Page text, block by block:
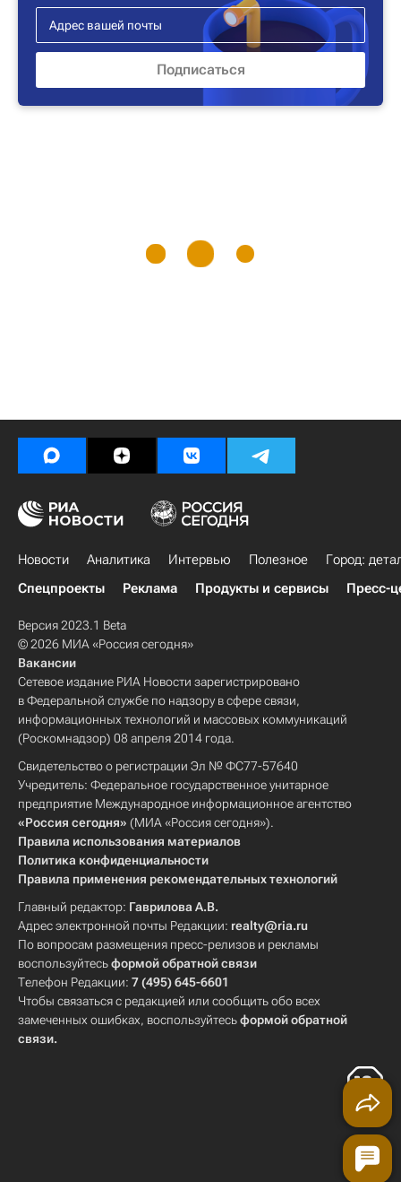
Новости Аналитика Интервью Полезное
Город:
Спецпроекты
Реклама Продукты и сервисы Пресс-
Версия 2023.1 Beta
© 2026 МИА «Россия сегодня»
Вакансии
Сетевое издание РИА Новости зарегистрировано
в Федеральной службе по надзору в сфере связи,
информационных технологий и массовых коммуникаций
(Роскомнадзор) 08 апреля 2014 года.
Свидетельство о регистрации Эл № ФС77-57640
Учредитель: Федеральное государственное унитарное
предприятие Международное информационное агентство
«Россия сегодня» (МИА «Россия сегодня»).
Правила использования материалов
Политика конфиденциальности
Правила применения рекомендательных технологий
Главный редактор: Гаврилова А.В.
Адрес электронной почты Редакции: realty@ria.ru
По вопросам размещения пресс-релизов и рекламы
воспользуйтесьформой обратной связи
Телефон Редакции: 7 (495) 645-6601
Чтобы связаться с редакцией или сообщить обо всех
замеченных ошибках, воспользуйтесьформой обратной
связи.